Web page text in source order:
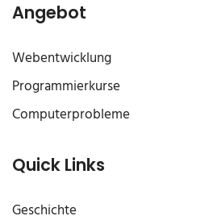
Angebot
Webentwicklung
Programmierkurse
Computerprobleme
Quick Links
Geschichte